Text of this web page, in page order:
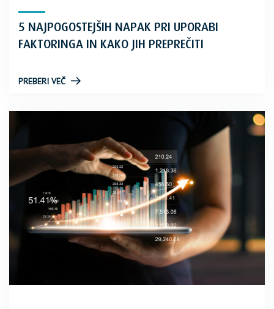
5 NAJPOGOSTEJŠIH NAPAK PRI UPORABI
FAKTORINGA IN KAKO JIH PREPREČITI
PREBERI VEČ